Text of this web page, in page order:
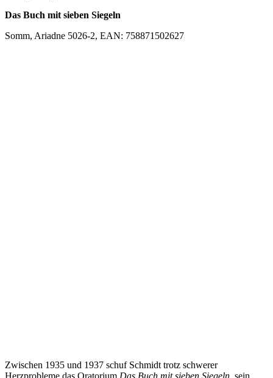
Das Buch mit sieben Siegeln
Somm, Ariadne 5026-2, EAN: 758871502627
Zwischen 1935 und 1937 schuf Schmidt trotz schwerer
Herzprobleme das Oratorium Das Buch mit sieben Siegeln , sein